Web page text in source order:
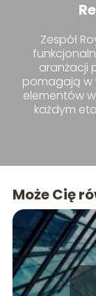
Zespół
aranżacji
pomagają w
elementów
każdym
Może Cię